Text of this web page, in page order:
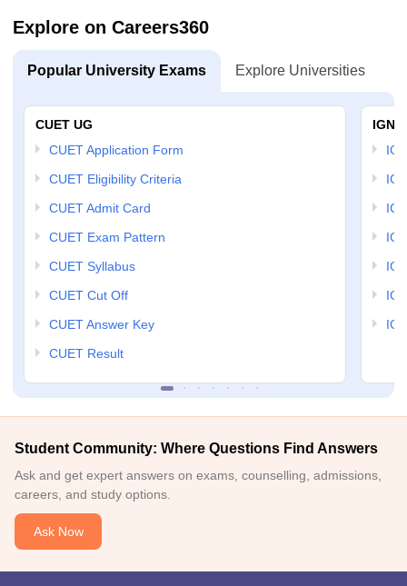
Explore on Careers360
Popular University Exams Explore Universities
CUET UG
CUET Application Form
CUET Eligibility Criteria
CUET Admit Card
CUET Exam Pattern
CUET Syllabus
CUET Cut Off
CUET Answer Key
CUET Result
Student Community: Where Questions Find Answers
Ask and get expert answers on exams, counselling, admissions,
careers, and study options.
Ask Now